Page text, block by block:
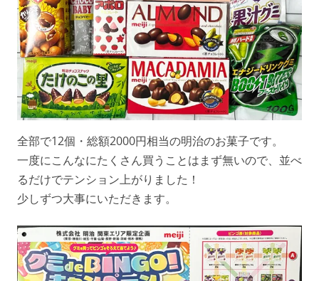
全部で12個・総額2000円相当の明治のお菓子です。
一度にこんなにたくさん買うことはまず無いので、並べ
るだけでテンション上がりました！
少しずつ大事にいただきます。